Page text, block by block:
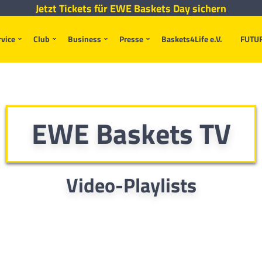
Club Business Presse Baskets4Life e.V.
Jetzt Tickets für EWE Baskets Day sichern
EWE Baskets TV
Video-Playlists